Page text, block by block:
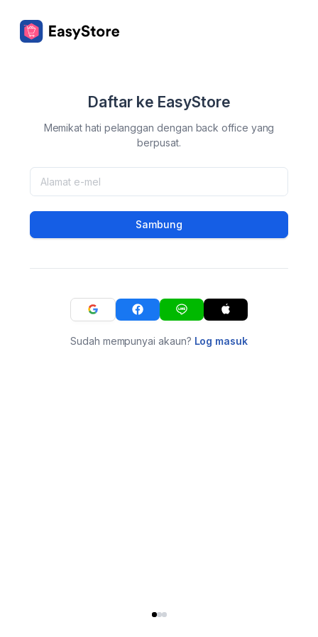
Daftar ke EasyStore
Memikat hati pelanggan dengan back office yang
berpusat.
Sambung
Sudah mempunyai akaun? Log masuk